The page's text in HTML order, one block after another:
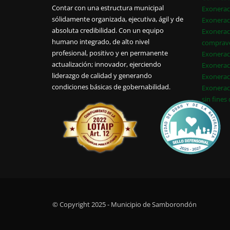
Contar con una estructura municipal
sólidamente organizada, ejecutiva, ágil y de
absoluta credibilidad. Con un equipo
humano integrado, de alto nivel
profesional, positivo y en permanente
actualización; innovador, ejerciendo
liderazgo de calidad y generando
condiciones básicas de gobernabilidad.
sin fines
© Copyright 2025 - Municipio de Samborondón